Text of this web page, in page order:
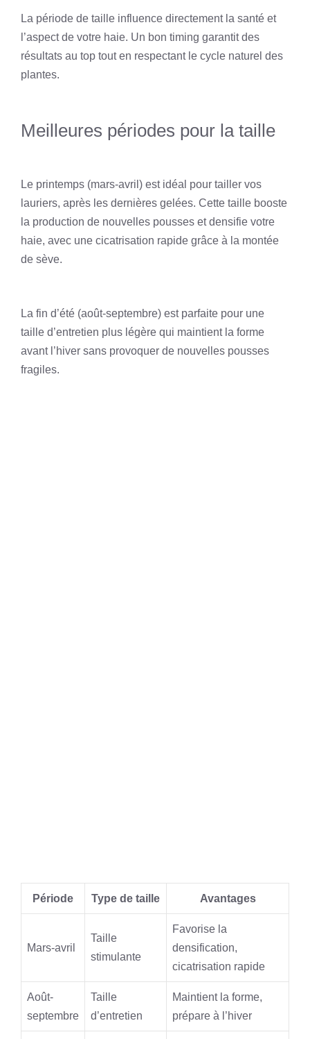
La période de taille influence directement la santé et
l’aspect de votre haie. Un bon timing garantit des
résultats au top tout en respectant le cycle naturel des
plantes.
Meilleures périodes pour la taille
Le printemps (mars-avril) est idéal pour tailler vos
lauriers, après les dernières gelées. Cette taille booste
la production de nouvelles pousses et densifie votre
haie, avec une cicatrisation rapide grâce à la montée
de sève.
La fin d’été (août-septembre) est parfaite pour une
taille d’entretien plus légère qui maintient la forme
avant l’hiver sans provoquer de nouvelles pousses
fragiles.
Période Type de taille Avantages
Mars-avril
Taille
stimulante
Favorise la
densification,
cicatrisation rapide
Août-
septembre
Taille
d’entretien
Maintient la forme,
prépare à l’hiver